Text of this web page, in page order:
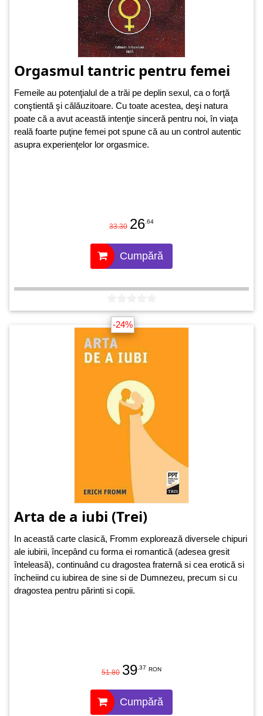
Orgasmul tantric pentru femei
Femeile au potenţialul de a trăi pe deplin sexul, ca o forţă
conştientă şi călăuzitoare. Cu toate acestea, deşi natura
poate că a avut această intenţie sinceră pentru noi, în viaţa
reală foarte puţine femei pot spune că au un control autentic
asupra experienţelor lor orgasmice.
33.30 26 .64
Cumpără
-24%
Arta de a iubi (Trei)
In această carte clasică, Fromm explorează diversele chipuri
ale iubirii, începând cu forma ei romantică (adesea gresit
înteleasă), continuând cu dragostea fraternă si cea erotică si
încheiind cu iubirea de sine si de Dumnezeu, precum si cu
dragostea pentru părinti si copii.
51.80 39 .37 RON
Cumpără